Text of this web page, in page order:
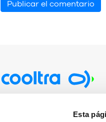
Esta